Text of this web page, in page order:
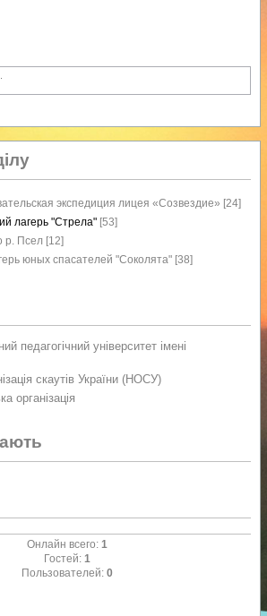
экспедиция лицея «Созвездие» [24]
лагерь "Стрела" [53]
р. Псел [12]
юных спасателей "Соколята" [38]
педагогічний університет імені
скаутів України (НОСУ)
організація
Онлайн всего: 1
Гостей: 1
Пользователей: 0